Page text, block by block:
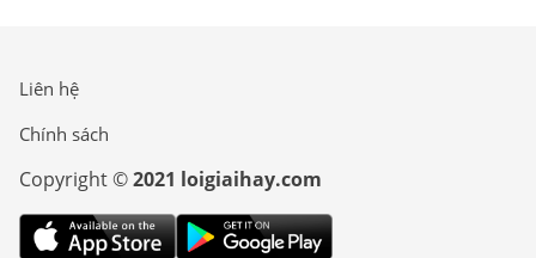
Liên hệ
Chính sách
Copyright ©2021 loigiaihay.com